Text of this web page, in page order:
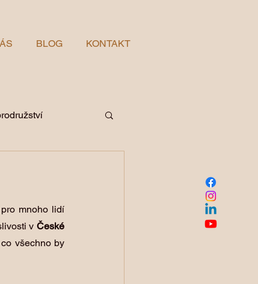
BLOG KONTAKT
mnoho lidí
v České
všechno by